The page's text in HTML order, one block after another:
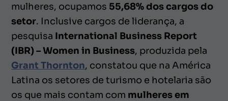
mulheres, ocupamos 55,68% dos cargos do
setor. Inclusive cargos de liderança, a
pesquisa International Business Report
(IBR) – Women in Business, produzida pela
Grant Thornton, constatou que na América
Latina os setores de turismo e hotelaria são
os que mais contam com mulheres em